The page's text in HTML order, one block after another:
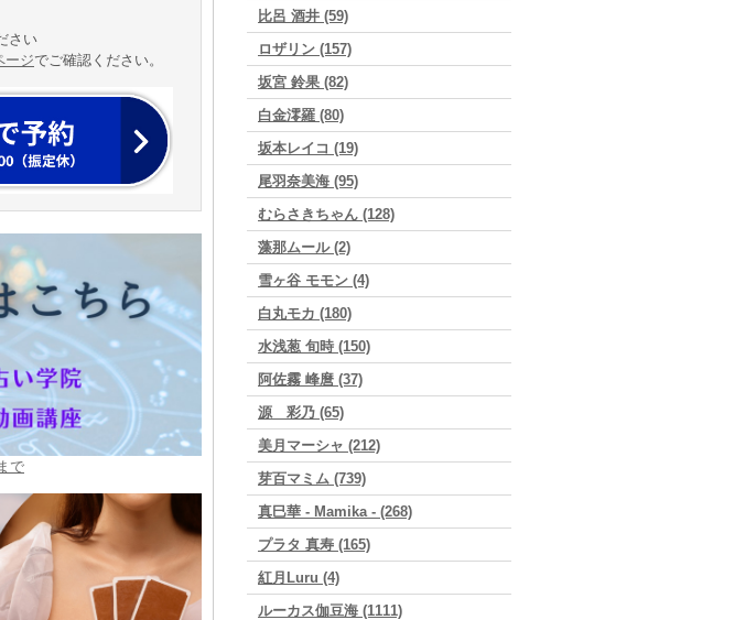
さい
ージでご確認ください。
で
比呂 酒井 (59)
ロザリン (157)
坂宮 鈴果 (82)
白金澪羅 (80)
坂本レイコ (19)
尾羽奈美海 (95)
むらさきちゃん (128)
藻那ムール (2)
雪ヶ谷 モモン (4)
白丸モカ (180)
水浅葱 旬時 (150)
阿佐霧 峰麿 (37)
源 彩乃 (65)
美月マーシャ (212)
芽百マミム (739)
真巳華 - Mamika - (268)
プラタ 真寿 (165)
紅月Luru (4)
ルーカス伽豆海 (1111)